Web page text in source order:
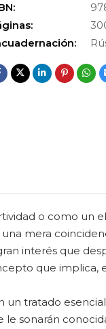
o como un
mera
interés que
que
un tratado
sonarán